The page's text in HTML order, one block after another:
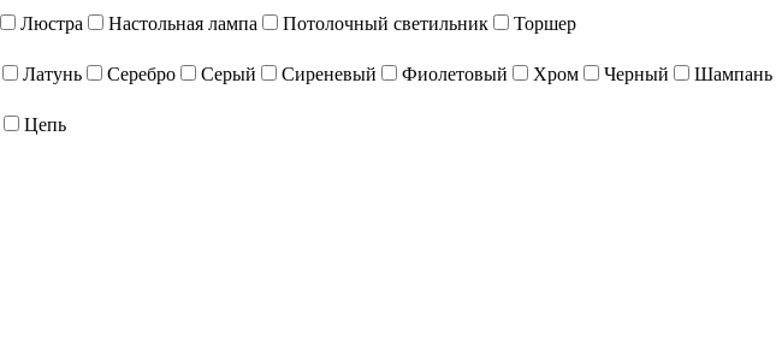
Люстра Настольная лампа Потолочный светильник
Торшер
Латунь Серебро Серый Сиреневый Фиолетовый Хром Черный
Шампань
Цепь